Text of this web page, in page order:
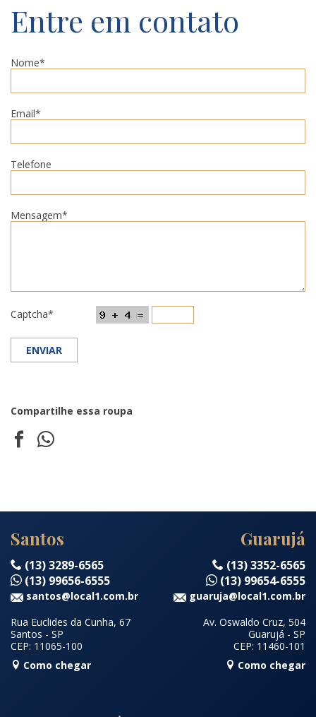
Entre em contato
Nome*
Email*
Telefone
Mensagem*
Captcha*
Compartilhe essa roupa
Santos
(13) 3289-6565
(13) 99656-6555
santos@local1.com.br
Rua Euclides da Cunha, 67
Santos - SP
CEP: 11065-100
Como chegar
Guarujá
(13) 3352-6565
(13) 99654-6555
guaruja@local1.com.br
Av. Oswaldo Cruz, 504
Guarujá - SP
CEP: 11460-101
Como chegar